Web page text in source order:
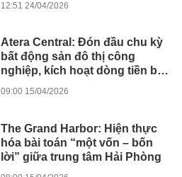
12:51 24/04/2026
Atera Central: Đón đầu chu kỳ
bất động sản đô thị công
nghiệp, kích hoạt dòng tiền bền
09:00 15/04/2026
The Grand Harbor: Hiện thực
hóa bài toán “một vốn – bốn
lời” giữa trung tâm Hải Phòng